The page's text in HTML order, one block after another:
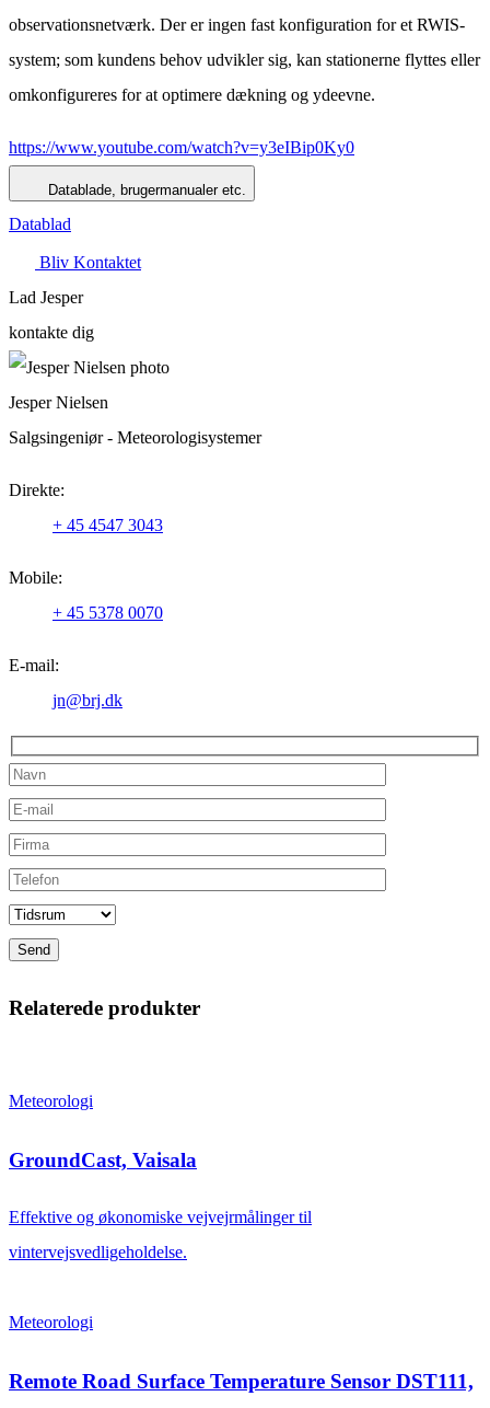
observationsnetværk. Der er ingen fast konfiguration for et RWIS-
system; som kundens behov udvikler sig, kan stationerne flyttes eller
omkonfigureres for at optimere dækning og ydeevne.
https://www.youtube.com/watch?v=y3eIBip0Ky0
Datablade, brugermanualer etc.
Datablad
Bliv Kontaktet
Lad Jesper
kontakte dig
Jesper Nielsen
Salgsingeniør - Meteorologisystemer
Direkte:
+ 45 4547 3043
Mobile:
+ 45 5378 0070
E-mail:
jn@brj.dk
Relaterede produkter
Meteorologi
GroundCast, Vaisala
Effektive og økonomiske vejvejrmålinger til
vintervejsvedligeholdelse.
Meteorologi
Remote Road Surface Temperature Sensor DST111,